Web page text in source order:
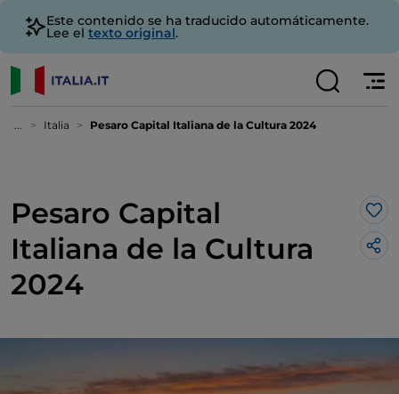
Este contenido se ha traducido automáticamente.
Lee el texto original.
... Italia Pesaro Capital Italiana de la Cultura 2024
Pesaro Capital
Italiana de la Cultura
2024
Me